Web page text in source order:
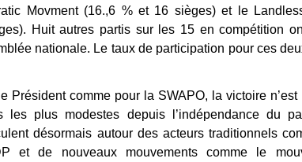
Movment (16.,6 % et 16 sièges) et le
Huit autres partis sur les 15 en compétition
nationale. Le taux de participation pour ces
Président comme pour la SWAPO, la victoire
les plus modestes depuis l’indépendance du
désormais autour des acteurs traditionnels
et de nouveaux mouvements comme le